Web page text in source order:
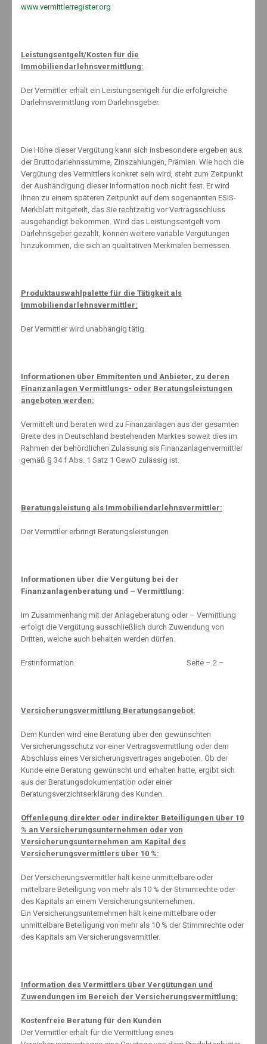
März 2024
November 2023
September 2023
August 2023
Juli 2023
April 2023
März 2023
Februar 2023
Januar 2023
Dezember 2022
November 2022
Oktober 2022
Juli 2022
Mai 2022
Februar 2022
Januar 2022
November 2021
Oktober 2021
September 2021
Juni 2021
April 2021
Januar 2021
November 2020
Oktober 2020
August 2020
Mai 2020
April 2020
März 2020
Februar 2020
Januar 2020
Dezember 2019
Oktober 2019
August 2019
Juli 2019
Juni 2019
Mai 2019
März 2019
Februar 2019
November 2018
September 2018
August 2018
www.vermittlerregister.org
Leistungsentgelt/Kosten für die
Immobiliendarlehnsvermittlung:
Der Vermittler erhält ein Leistungsentgelt für die erfolgreiche
Darlehnsvermittlung vom Darlehnsgeber.
Die Höhe dieser Vergütung kann sich insbesondere ergeben aus:
der Bruttodarlehnssumme, Zinszahlungen, Prämien. Wie hoch die
Vergütung des Vermittlers konkret sein wird, steht zum Zeitpunkt
der Aushändigung dieser Information noch nicht fest. Er wird
Ihnen zu einem späteren Zeitpunkt auf dem sogenannten ESIS-
Merkblatt mitgeteilt, das Sie rechtzeitig vor Vertragsschluss
ausgehändigt bekommen. Wird das Leistungsentgelt vom
Darlehnsgeber gezahlt, können weitere variable Vergütungen
hinzukommen, die sich an qualitativen Merkmalen bemessen.
Produktauswahlpalette für die Tätigkeit als
Immobiliendarlehnsvermittler:
Der Vermittler wird unabhängig tätig.
Informationen über Emmitenten und Anbieter, zu deren
Finanzanlagen Vermittlungs- oder Beratungsleistungen
angeboten werden:
Vermittelt und beraten wird zu Finanzanlagen aus der gesamten
Breite des in Deutschland bestehenden Marktes soweit dies im
Rahmen der behördlichen Zulassung als Finanzanlagenvermittler
gemäß § 34 f Abs. 1 Satz 1 GewO zulässig ist.
Beratungsleistung als Immobiliendarlehnsvermittler:
Der Vermittler erbringt Beratungsleistungen
Informationen über die Vergütung bei der
Finanzanlagenberatung und – Vermittlung:
Im Zusammenhang mit der Anlageberatung oder – Vermittlung
erfolgt die Vergütung ausschließlich durch Zuwendung von
Dritten, welche auch behalten werden dürfen.
Erstinformation Seite – 2 –
Versicherungsvermittlung Beratungsangebot:
Dem Kunden wird eine Beratung über den gewünschten
Versicherungsschutz vor einer Vertragsvermittlung oder dem
Abschluss eines Versicherungsvertrages angeboten. Ob der
Kunde eine Beratung gewünscht und erhalten hatte, ergibt sich
aus der Beratungsdokumentation oder einer
Beratungsverzichtserklärung des Kunden.
Offenlegung direkter oder indirekter Beteiligungen über 10
% an Versicherungsunternehmen oder von
Versicherungsunternehmen am Kapital des
Versicherungsvermittlers über 10 %:
Der Versicherungsvermittler hält keine unmittelbare oder
mittelbare Beteiligung von mehr als 10 % der Stimmrechte oder
des Kapitals an einem Versicherungsunternehmen.
Ein Versicherungsunternehmen hält keine mittelbare oder
unmittelbare Beteiligung von mehr als 10 % der Stimmrechte oder
des Kapitals am Versicherungsvermittler.
Information des Vermittlers über Vergütungen und
Zuwendungen im Bereich der Versicherungsvermittlung:
Kostenfreie Beratung für den Kunden
Der Vermittler erhält für die Vermittlung eines